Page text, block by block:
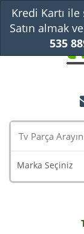
Marka Seçiniz
Kredi Kartı ile
Satın almak
535